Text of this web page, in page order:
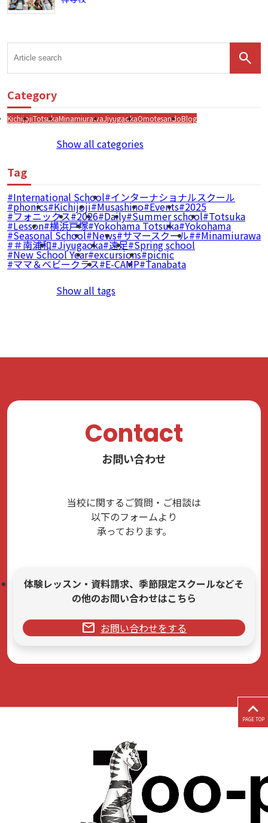
Category
KichijojiTotsukaMinamiurawaJiyugaokaOmotesandoBlog
Show all categories
Tag
International School インターナショナルスクール
phonics Kichijoji Musashino Events 2025
フォニックス 2026 Daily Summer school Totsuka
Lesson 横浜戸塚 Yokohama Totsuka Yokohama
Seasonal School News サマースクール #Minamiurawa
＃南浦和 Jiyugaoka 遠足 Spring school
New School Year excursions picnic
ママ＆ベビークラス E-CAMP Tanabata
Show all tags
Contact
お問い合わせ
当校に関するご質問・ご相談は
以下のフォームより
承っております。
体験レッスン・資料請求、季節限定スクールなどそ
の他のお問い合わせはこちら
mail お問い合わせをする
PAGE TOP